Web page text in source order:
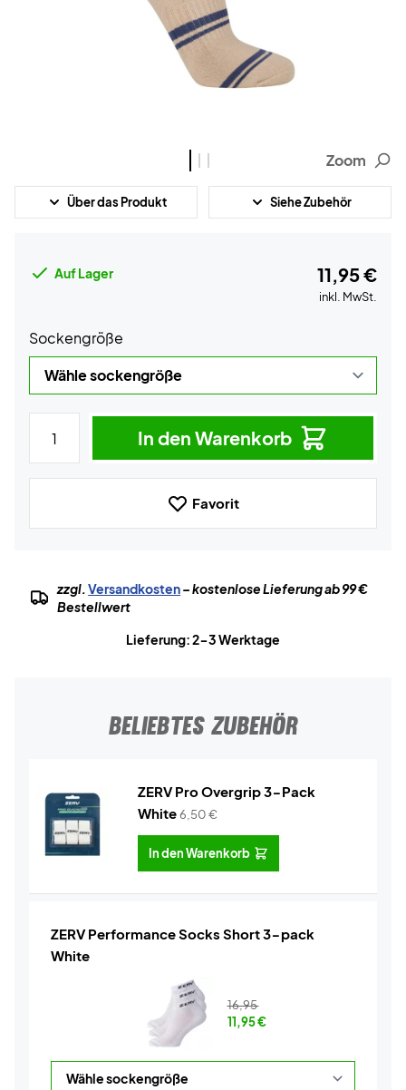
Zoom
Über das Produkt Siehe Zubehör
Auf Lager 11,95 €
inkl. MwSt.
Sockengröße
In den Warenkorb
Favorit
zzgl.Versandkosten– kostenlose Lieferung ab 99 €
Bestellwert
Lieferung: 2-3 Werktage
BELIEBTES ZUBEHÖR
ZERV Pro Overgrip 3-Pack
White6,50€
In den Warenkorb
ZERV Performance Socks Short 3-pack
White
16,95
11,95€